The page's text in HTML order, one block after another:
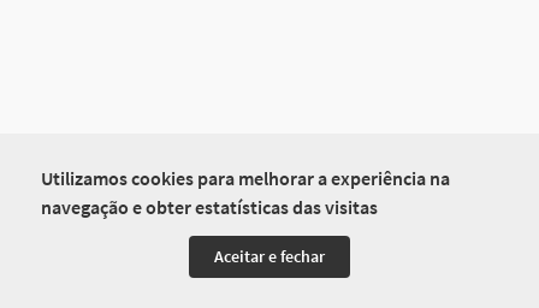
Utilizamos cookies para melhorar a experiência na
navegação e obter estatísticas das visitas
Aceitar e fechar